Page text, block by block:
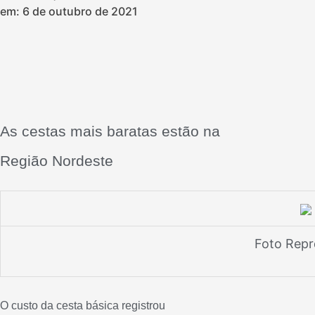
em: 6 de outubro de 2021
As cestas mais baratas estão na
Região Nordeste
Foto
O custo da cesta básica registrou